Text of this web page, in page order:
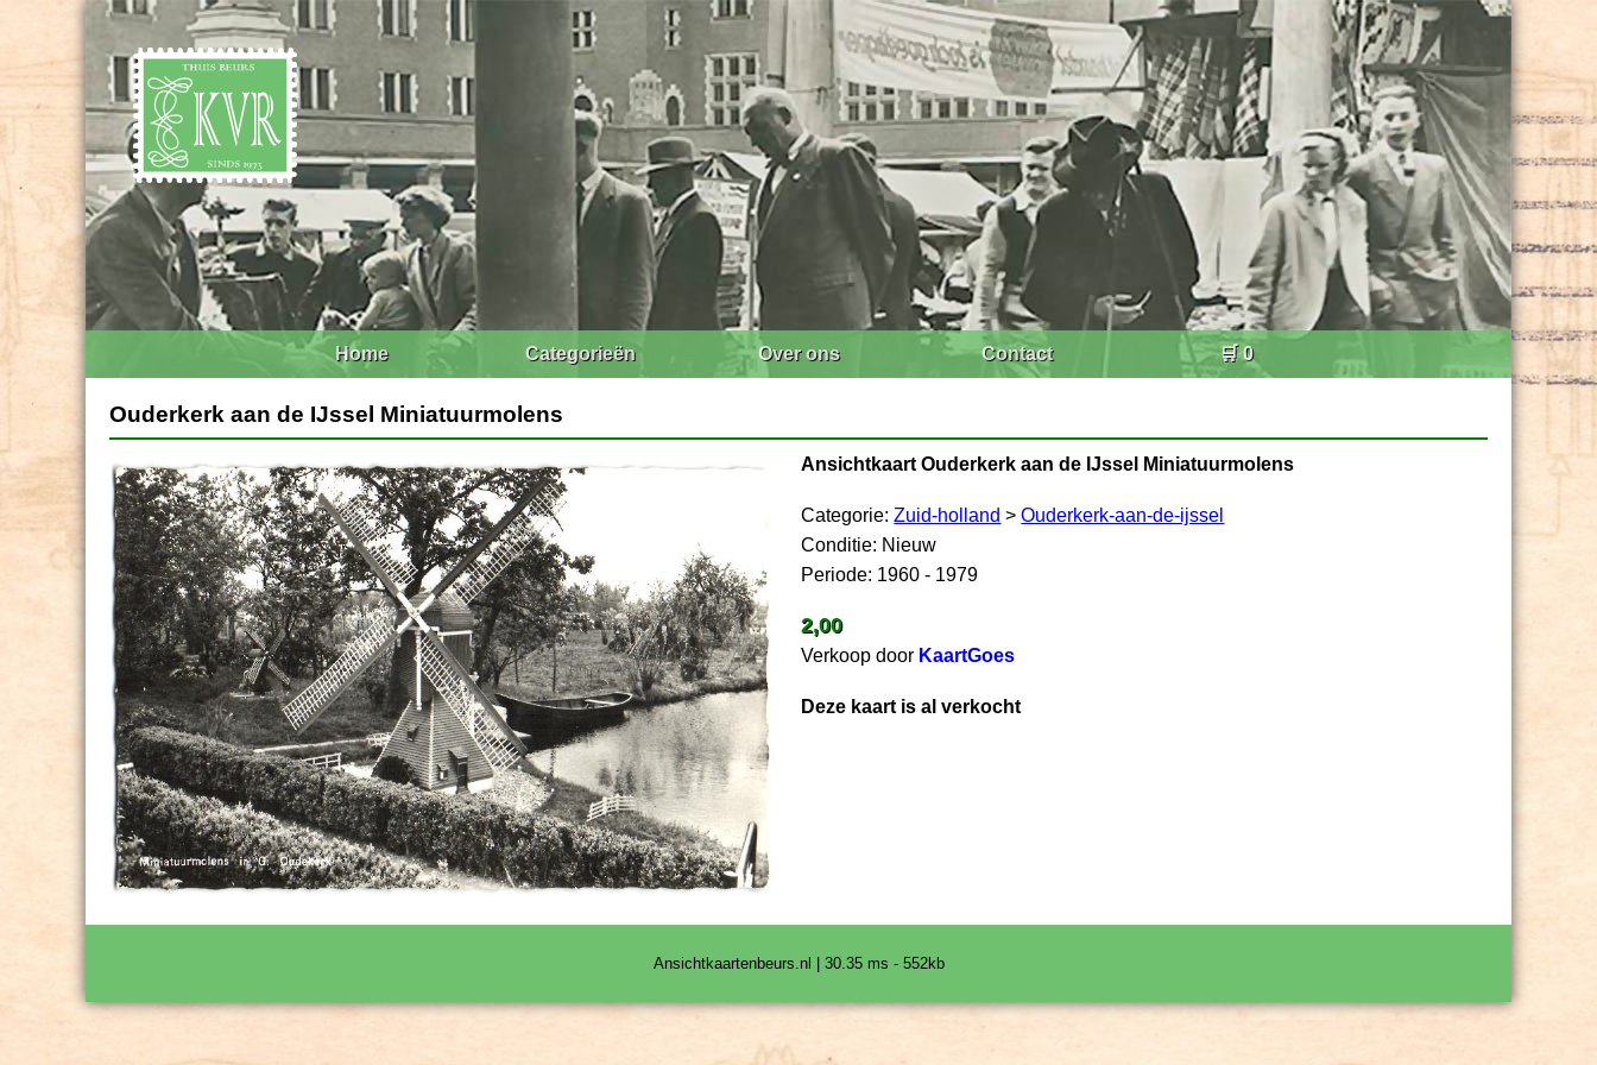
Home Categorieën Over ons Contact 🛒 0
Ouderkerk aan de IJssel Miniatuurmolens
Ansichtkaart Ouderkerk aan de IJssel Miniatuurmolens
Categorie:Zuid-holland >Ouderkerk-aan-de-ijssel
Conditie: Nieuw
Periode: 1960 - 1979
2,00
Verkoop door KaartGoes
Deze kaart is al verkocht
Ansichtkaartenbeurs.nl | 30.35 ms - 552kb